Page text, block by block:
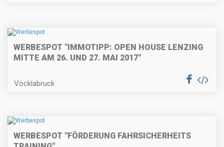
WERBESPOT "IMMOTIPP: OPEN HOUSE LENZING
MITTE AM 26. UND 27. MAI 2017"
Vöcklabruck
WERBESPOT "FÖRDERUNG FAHRSICHERHEITS